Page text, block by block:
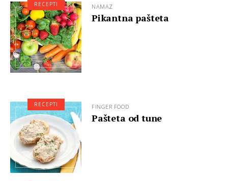
NAMAZ
Pikantna pašteta
RECEPTI
FINGER FOOD
Pašteta od tune
RECEPTI